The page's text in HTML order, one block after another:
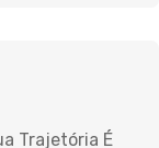
Trajetória É